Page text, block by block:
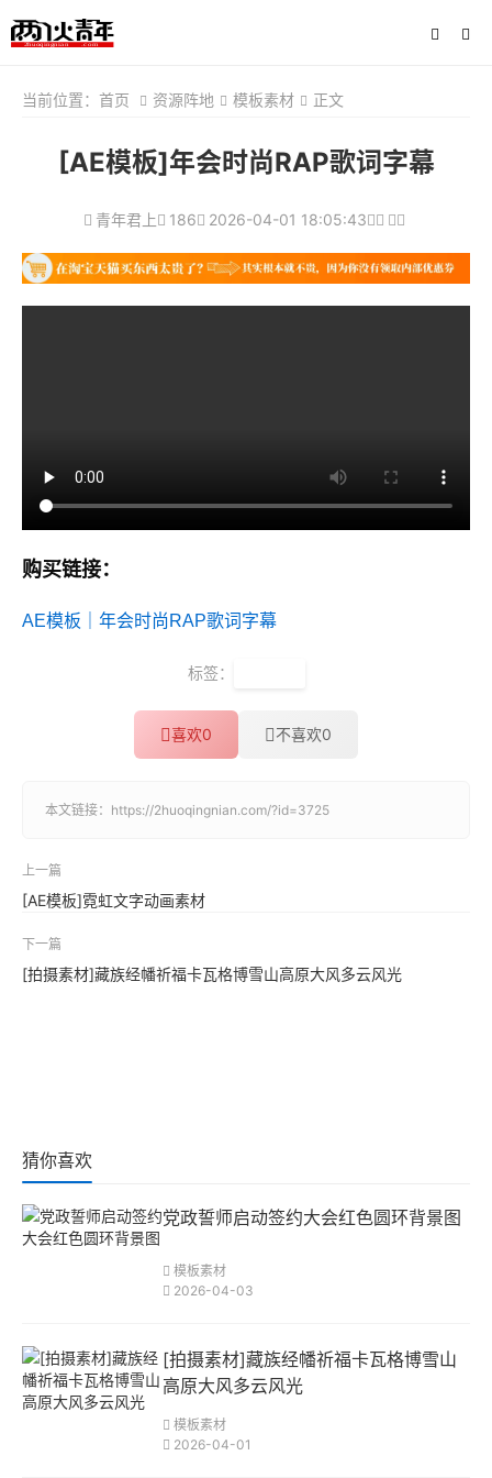
当前位置： 首页 资源阵地 模板素材 正文
[AE模板]年会时尚RAP歌词字幕
青年君上 186 2026-04-01 18:05:43
购买链接：
AE模板｜年会时尚RAP歌词字幕
标签：
喜欢0 不喜欢0
本文链接： https://2huoqingnian.com/?id=3725
上一篇
[AE模板]霓虹文字动画素材
下一篇
[拍摄素材]藏族经幡祈福卡瓦格博雪山高原大风多云风光
猜你喜欢
党政誓师启动签约大会红色圆环背景图
模板素材
2026-04-03
[拍摄素材]藏族经幡祈福卡瓦格博雪山
高原大风多云风光
模板素材
2026-04-01